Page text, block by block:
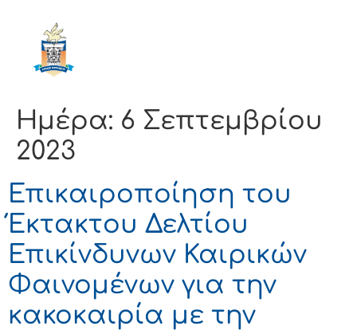
Ημέρα: 6 Σεπτεμβρίου
2023
Επικαιροποίηση του
Έκτακτου Δελτίου
Επικίνδυνων Καιρικών
Φαινομένων για την
κακοκαιρία με την